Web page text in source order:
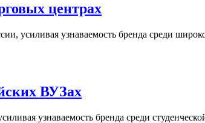
центрах
усиливая узнаваемость бренда среди
ВУЗах
узнаваемость бренда среди